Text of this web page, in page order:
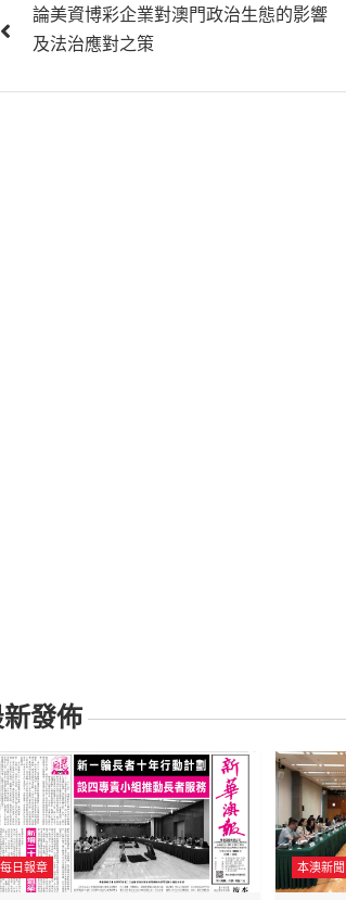
論美資博彩企業對澳門政治生態的影響
及法治應對之策
發佈
每日報章 本澳新聞